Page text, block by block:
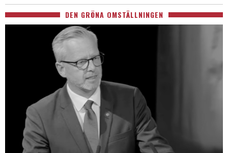
DEN GRÖNA OMSTÄLLNINGEN